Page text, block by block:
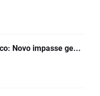
Novo impasse ge...